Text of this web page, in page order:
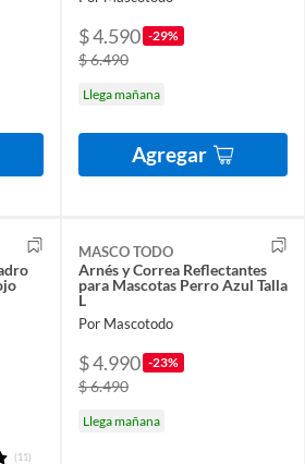
$ 4.590 -29%
$ 6.490
Llega mañana
Agregar
(11)
MASCO TODO
Arnés y Correa Reflectantes
para Mascotas Perro Azul Talla
L
Por Mascotodo
$ 4.990 -23%
$ 6.490
Llega mañana